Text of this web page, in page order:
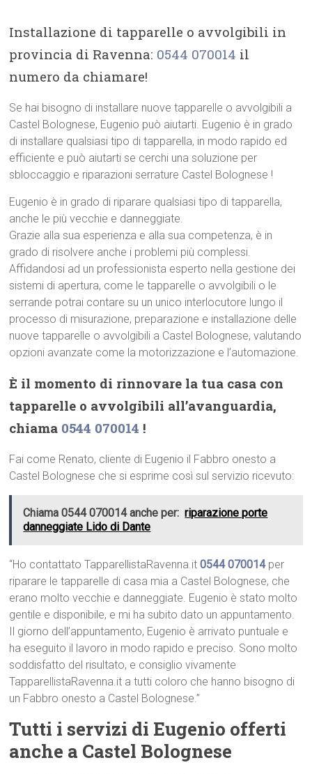
Installazione di tapparelle o avvolgibili in
provincia di Ravenna: 0544 070014 il
numero da chiamare!
Se hai bisogno di installare nuove tapparelle o avvolgibili a
Castel Bolognese, Eugenio può aiutarti. Eugenio è in grado
di installare qualsiasi tipo di tapparella, in modo rapido ed
efficiente e può aiutarti se cerchi una soluzione per
sbloccaggio e riparazioni serrature Castel Bolognese !
Eugenio è in grado di riparare qualsiasi tipo di tapparella,
anche le più vecchie e danneggiate.
Grazie alla sua esperienza e alla sua competenza, è in
grado di risolvere anche i problemi più complessi.
Affidandosi ad un professionista esperto nella gestione dei
sistemi di apertura, come le tapparelle o avvolgibili o le
serrande potrai contare su un unico interlocutore lungo il
processo di misurazione, preparazione e installazione delle
nuove tapparelle o avvolgibili a Castel Bolognese, valutando
opzioni avanzate come la motorizzazione e l’automazione.
È il momento di rinnovare la tua casa con
tapparelle o avvolgibili all’avanguardia,
chiama 0544 070014 !
Fai come Renato, cliente di Eugenio il Fabbro onesto a
Castel Bolognese che si esprime così sul servizio ricevuto:
Chiama 0544 070014 anche per: riparazione porte
danneggiate Lido di Dante
“Ho contattato TapparellistaRavenna.it0544 070014per
riparare le tapparelle di casa mia a Castel Bolognese, che
erano molto vecchie e danneggiate. Eugenio è stato molto
gentile e disponibile, e mi ha subito dato un appuntamento.
Il giorno dell’appuntamento, Eugenio è arrivato puntuale e
ha eseguito il lavoro in modo rapido e preciso. Sono molto
soddisfatto del risultato, e consiglio vivamente
TapparellistaRavenna.it a tutti coloro che hanno bisogno di
un Fabbro onesto a Castel Bolognese.”
Tutti i servizi di Eugenio offerti
anche a Castel Bolognese